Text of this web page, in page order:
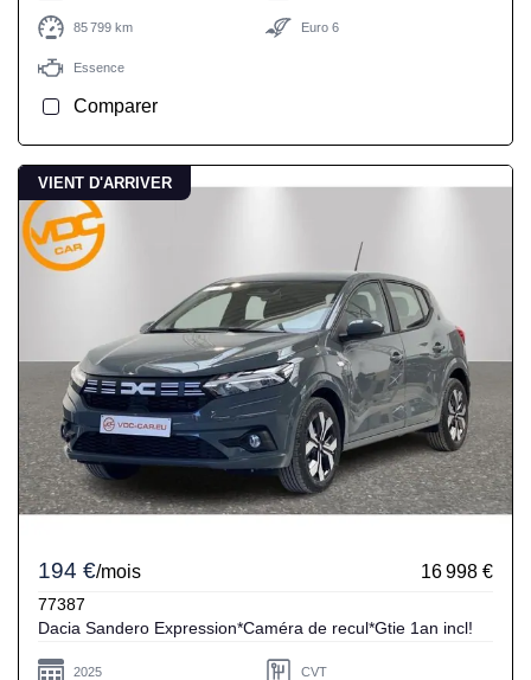
85 799 km Euro 6
Essence
Comparer
VIENT D'ARRIVER
194 €/mois 16 998 €
77387
Dacia Sandero Expression*Caméra de recul*Gtie 1an incl!
2025 CVT